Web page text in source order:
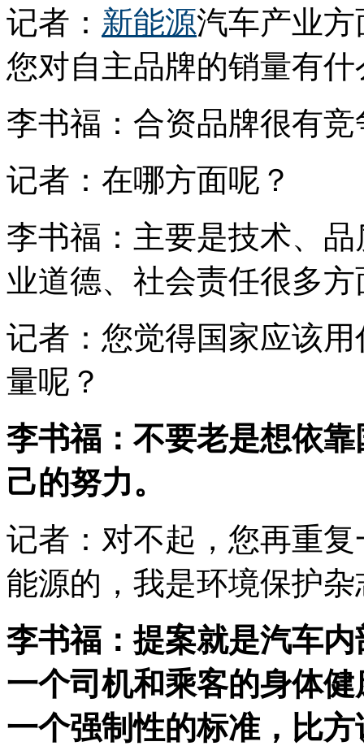
记者： 新能源汽车产业
您对自主品牌的销量有
李书福：合资品牌很有
记者：在哪方面呢？
李书福：主要是技术、
业道德、社会责任很多方
记者：您觉得国家应该
量呢？
李书福：不要老是想依
己的努力。
记者：对不起，您再重
能源的，我是环境保护杂
李书福：提案就是汽车
一个司机和乘客的身体
一个强制性的标准，比